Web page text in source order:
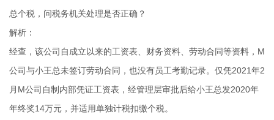
总个税，问税务机关处理是否正确？
解析：
经查，该公司自成立以来的工资表、财务资料、劳动合同等资料，M
公司与小王总未签订劳动合同，也没有员工考勤记录。仅凭2021年2
月M公司自制内部凭证工资表，经管理层审批后给小王总发2020年
年终奖14万元，并适用单独计税扣缴个税。